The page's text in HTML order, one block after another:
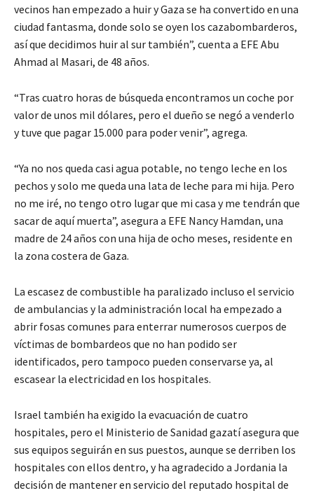
vecinos han empezado a huir y Gaza se ha convertido en una
ciudad fantasma, donde solo se oyen los cazabombarderos,
así que decidimos huir al sur también”, cuenta a EFE Abu
Ahmad al Masari, de 48 años.
“Tras cuatro horas de búsqueda encontramos un coche por
valor de unos mil dólares, pero el dueño se negó a venderlo
y tuve que pagar 15.000 para poder venir”, agrega.
“Ya no nos queda casi agua potable, no tengo leche en los
pechos y solo me queda una lata de leche para mi hija. Pero
no me iré, no tengo otro lugar que mi casa y me tendrán que
sacar de aquí muerta”, asegura a EFE Nancy Hamdan, una
madre de 24 años con una hija de ocho meses, residente en
la zona costera de Gaza.
La escasez de combustible ha paralizado incluso el servicio
de ambulancias y la administración local ha empezado a
abrir fosas comunes para enterrar numerosos cuerpos de
víctimas de bombardeos que no han podido ser
identificados, pero tampoco pueden conservarse ya, al
escasear la electricidad en los hospitales.
Israel también ha exigido la evacuación de cuatro
hospitales, pero el Ministerio de Sanidad gazatí asegura que
sus equipos seguirán en sus puestos, aunque se derriben los
hospitales con ellos dentro, y ha agradecido a Jordania la
decisión de mantener en servicio del reputado hospital de